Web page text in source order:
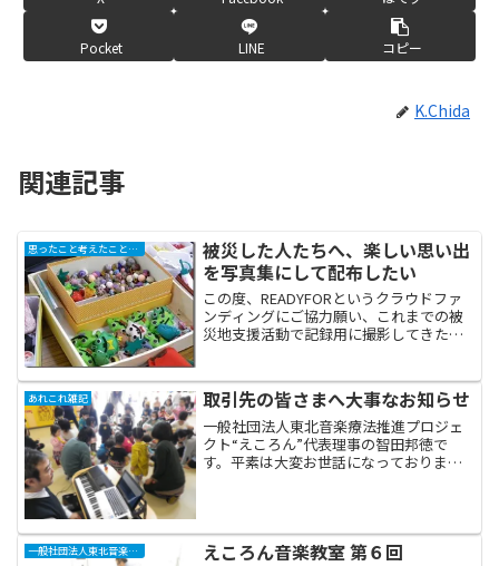
Pocket LINE コピー
K.Chida
関連記事
思ったこと考えたこと学んだこと
被災した人たちへ、楽しい思い出
を写真集にして配布したい
この度、READYFORというクラウドファ
ンディングにご協力願い、これまでの被
災地支援活動で記録用に撮影してきた画
た関係各位へ無料配布する‥というプロ
ジェクトを開始いた...
あれこれ雑記 取引先の皆さまへ大事なお知らせ
一般社団法人東北音楽療法推進プロジェ
クト“えころん”代表理事の智田邦徳で
す。平素は大変お世話になっておりま
新体制で２０１６年度の業務...
一般社団法人東北音楽療法推進プロジェクト“えころん” えころん音楽教室 第６回